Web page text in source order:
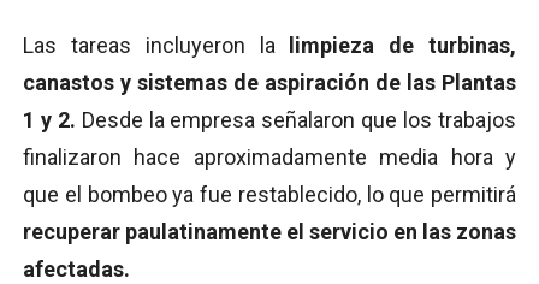
Las tareas incluyeron la
limpieza de turbinas,
canastos y sistemas de aspiración de las Plantas
1 y 2. Desde la empresa señalaron que los trabajos
finalizaron hace aproximadamente media hora y
que el bombeo ya fue restablecido, lo que permitirá
recuperar paulatinamente el servicio en las zonas
afectadas.